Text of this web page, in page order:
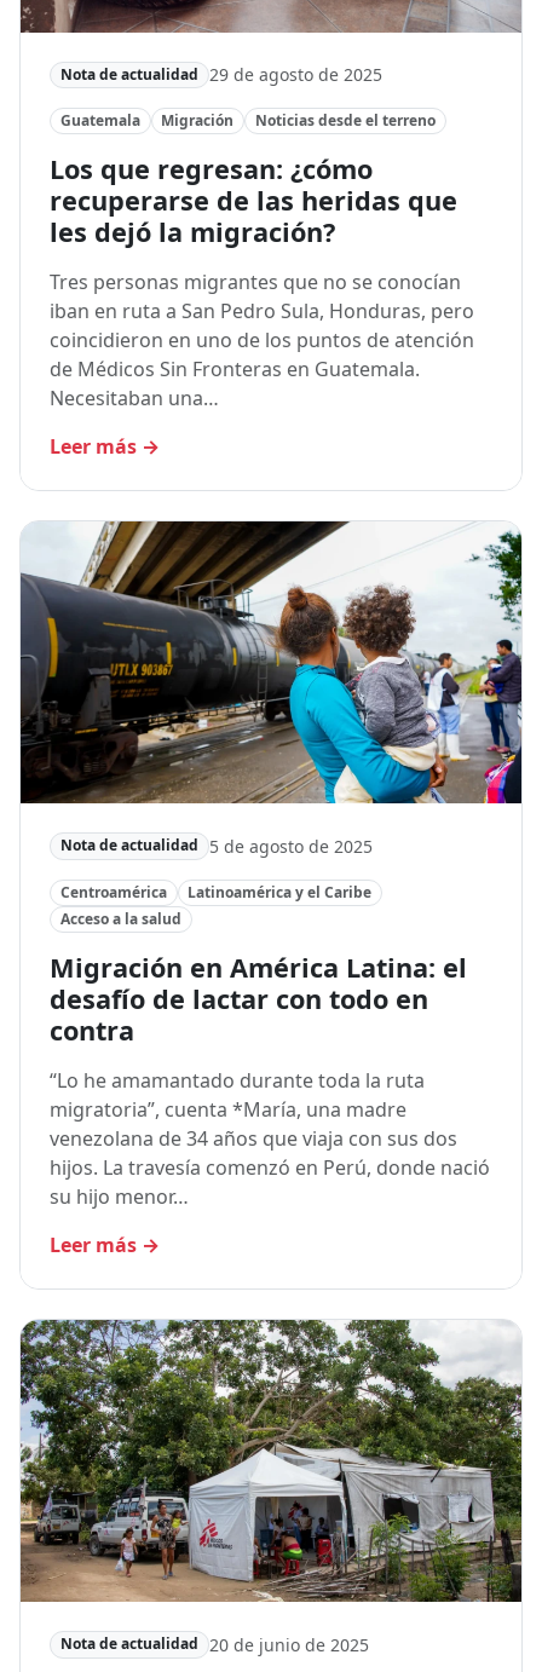
Nota de actualidad 29 de agosto de 2025
Guatemala Migración Noticias desde el terreno
Los que regresan: ¿cómo
recuperarse de las heridas que
les dejó la migración?
Tres personas migrantes que no se conocían
iban en ruta a San Pedro Sula, Honduras, pero
coincidieron en uno de los puntos de atención
de Médicos Sin Fronteras en Guatemala.
Necesitaban una…
Leer más →
Nota de actualidad 5 de agosto de 2025
Centroamérica
Latinoamérica y el Caribe
Acceso a la salud
Migración en América Latina: el
desafío de lactar con todo en
contra
“Lo he amamantado durante toda la ruta
migratoria”, cuenta *María, una madre
venezolana de 34 años que viaja con sus dos
hijos. La travesía comenzó en Perú, donde nació
su hijo menor…
Leer más →
Nota de actualidad 20 de junio de 2025